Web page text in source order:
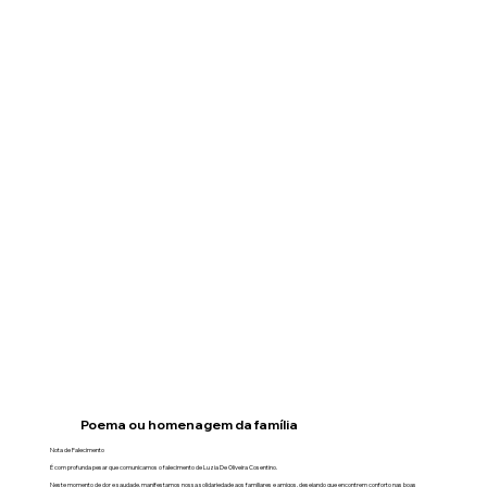
Poema ou homenagem da família
Nota de Falecimento
É com profunda pesar que comunicamos o falecimento de Luzia De Oliveira Cosentino.
Neste momento de dor e saudade, manifestamos nossa solidariedade aos familiares e amigos, desejando que encontrem conforto nas boas